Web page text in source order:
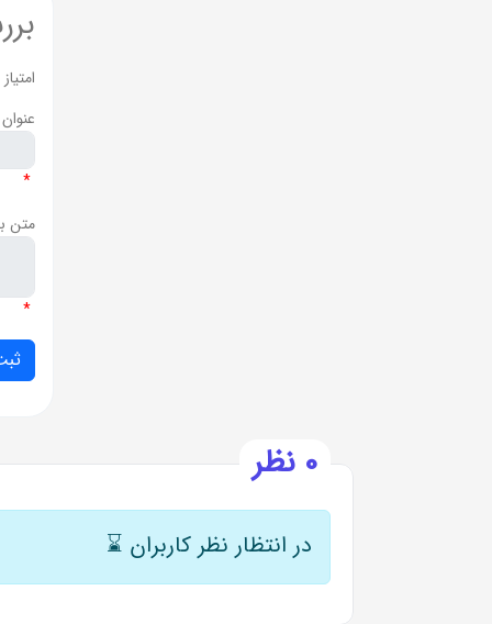
امتیاز
*
متن
*
0 نظر
در انتظار نظر کاربران ⌛